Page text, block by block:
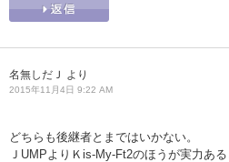
名無しだＪ より
2015年11月4日 9:22 AM
どちらも後継者とまではいかない。
ＪUMPよりＫis-My-Ft2のほうが実力あ